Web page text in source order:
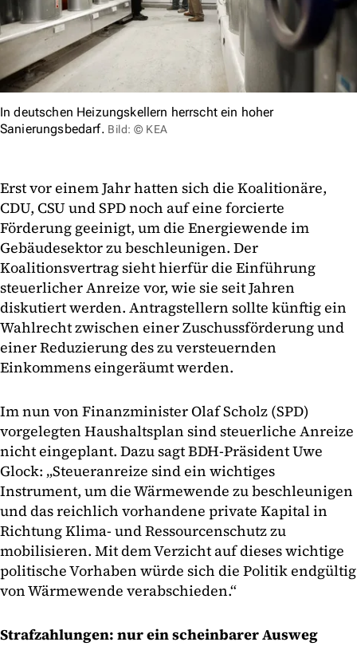
In deutschen Heizungskellern herrscht ein hoher
Sanierungsbedarf. Bild: © KEA
Erst vor einem Jahr hatten sich die Koalitionäre,
CDU, CSU und SPD noch auf eine forcierte
Förderung geeinigt, um die Energiewende im
Gebäudesektor zu beschleunigen. Der
Koalitionsvertrag sieht hierfür die Einführung
steuerlicher Anreize vor, wie sie seit Jahren
diskutiert werden. Antragstellern sollte künftig ein
Wahlrecht zwischen einer Zuschussförderung und
einer Reduzierung des zu versteuernden
Einkommens eingeräumt werden.
Im nun von Finanzminister Olaf Scholz (SPD)
vorgelegten Haushaltsplan sind steuerliche Anreize
nicht eingeplant. Dazu sagt BDH-Präsident Uwe
Glock: „Steueranreize sind ein wichtiges
Instrument, um die Wärmewende zu beschleunigen
und das reichlich vorhandene private Kapital in
Richtung Klima- und Ressourcenschutz zu
mobilisieren. Mit dem Verzicht auf dieses wichtige
politische Vorhaben würde sich die Politik endgültig
von Wärmewende verabschieden.“
Strafzahlungen: nur ein scheinbarer Ausweg